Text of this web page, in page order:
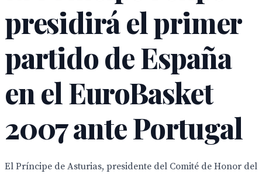
presidirá el primer
partido de España
en el EuroBasket
2007 ante Portugal
El Príncipe de Asturias, presidente del Comité de Honor del